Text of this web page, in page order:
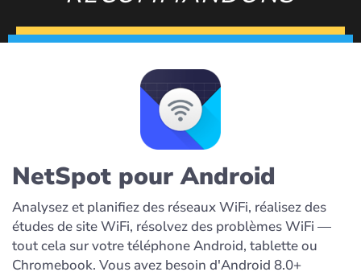
NetSpot pour Android
Analysez et planifiez des réseaux WiFi, réalisez des
études de site WiFi, résolvez des problèmes WiFi —
tout cela sur votre téléphone Android, tablette ou
Chromebook. Vous avez besoin d'Android 8.0+